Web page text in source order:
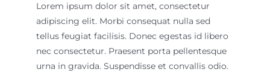
Lorem ipsum dolor sit amet, consectetur
adipiscing elit. Morbi consequat nulla sed
tellus feugiat facilisis. Donec egestas id libero
nec consectetur. Praesent porta pellentesque
urna in gravida. Suspendisse et convallis odio.